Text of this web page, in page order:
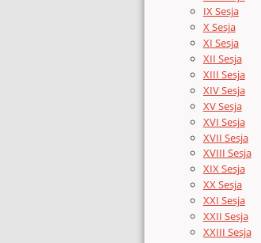
IX Sesja
X Sesja
XI Sesja
XII Sesja
XIII Sesja
XIV Sesja
XV Sesja
XVI Sesja
XVII Sesja
XVIII Sesja
XIX Sesja
XX Sesja
XXI Sesja
XXII Sesja
XXIII Sesja